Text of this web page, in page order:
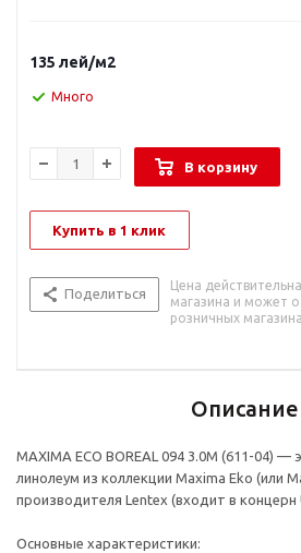
135 лей/м2
Много
В корзину
Купить в 1 клик
Поделиться
Цена
магазина и может
розничных
Описание
MAXIMA ECO BOREAL 094 3.0M (611-04)
линолеум из коллекции Maxima Eko (или
производителя Lentex (входит в концерн
Основные характеристики: